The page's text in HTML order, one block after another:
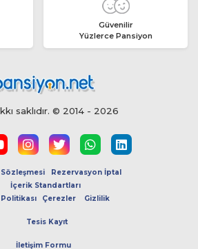
Güvenilir
Yüzlerce Pansiyon
saklıdır. © 2014 - 2026
Sözleşmesi
Rezervasyon İptal
İçerik Standartları
Politikası
Çerezler Gizlilik
Tesis Kayıt
İletişim Formu